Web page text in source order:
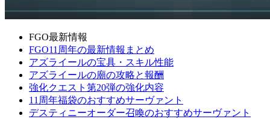
FGO最新情報
FGO11周年の最新情報まとめ
アズライールの宝具・スキル性能
アズライールの廟の攻略と報酬
強化クエスト第20弾の強化内容
11周年福袋のおすすめサーヴァント
デスティニーオーダー召喚のおすすめサーヴァント